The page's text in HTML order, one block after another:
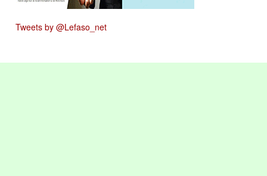
Tweets by @Lefaso_net